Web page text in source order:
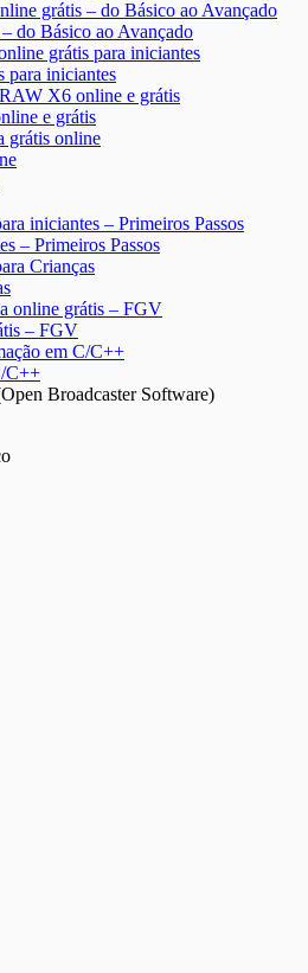
do Básico ao Avançado
para iniciantes
e grátis
– Primeiros Passos
– FGV
C++